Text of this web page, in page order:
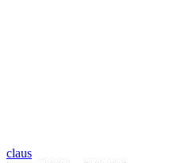
claus